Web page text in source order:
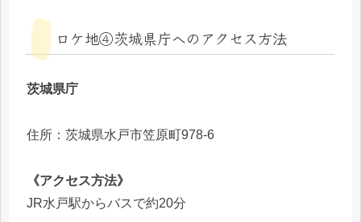
ロケ地④茨城県庁へのアクセス方法
茨城県庁
住所：茨城県水戸市笠原町978-6
《アクセス方法》
JR水戸駅からバスで約20分